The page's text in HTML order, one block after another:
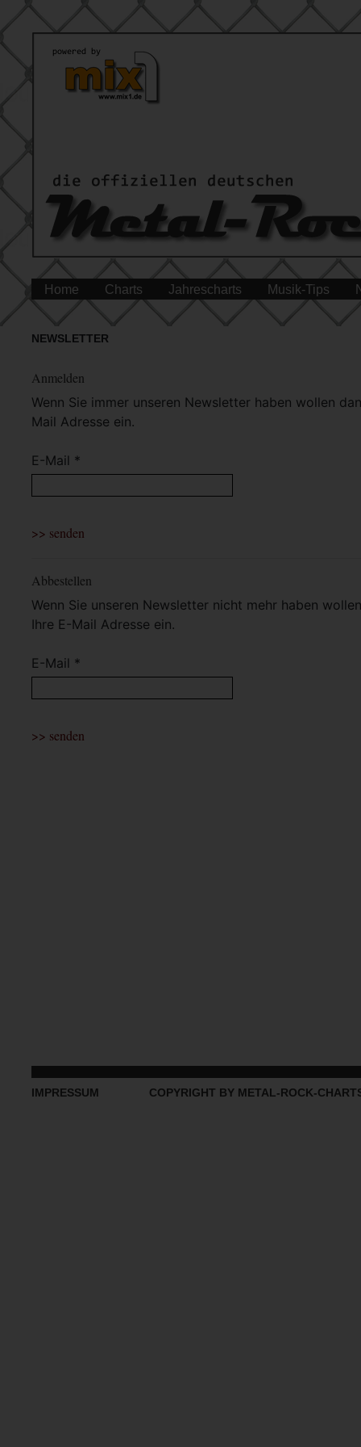
Home Charts Jahrescharts Musik-Tips
NEWSLETTER
Anmelden
Wenn Sie immer unseren Newsletter haben wollen
Mail Adresse ein.
E-Mail *
Abbestellen
Wenn Sie unseren Newsletter nicht mehr haben
Ihre E-Mail Adresse ein.
E-Mail *
IMPRESSUM COPYRIGHT BY METAL-ROCK-